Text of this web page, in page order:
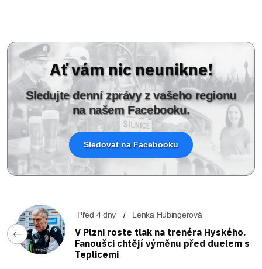
Ať vám nic neunikne!
Sledujte denní zprávy z vašeho regionu
na našem Facebooku.
Sledovat na Facebooku
Před 4 dny Lenka Hubingerová
V Plzni roste tlak na trenéra Hyského.
Fanoušci chtějí výměnu před duelem s
Teplicemi